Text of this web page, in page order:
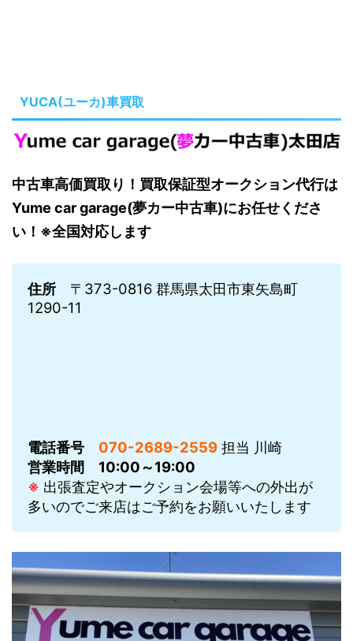
YUCA(ユーカ)車買取
中古車高価買取り！買取保証型オークション代行は
Yume car garage(夢カー中古車)にお任せくださ
い！※全国対応します
住所 〒373-0816 群馬県太田市東矢島町
1290-11
電話番号 070-2689-2559 担当 川崎
営業時間
10:00～19:00
※ 出張査定やオークション会場等への外出が
多いのでご来店はご予約をお願いいたします